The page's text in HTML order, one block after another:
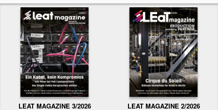
LEAT MAGAZINE 3/2026 LEAT MAGAZINE 2/2026